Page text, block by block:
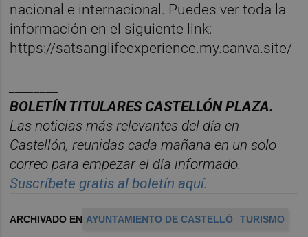
nacional e internacional. Puedes ver toda la
información en el siguiente link:
https://satsanglifeexperience.my.canva.site/
BOLETÍNTITULARES CASTELLÓNPLAZA.
Las noticias más relevantes del día en
Castellón, reunidas cada mañana en un solo
correo para empezar el día informado.
Suscríbete gratis alboletín aquí.
ARCHIVADO EN AYUNTAMIENTO DE CASTELLÓ TURISMO